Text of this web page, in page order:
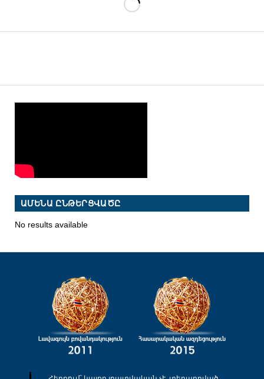
ԱՄԵՆԱ ԸՆԹԵՐՑՎԱԾԸ
No results available